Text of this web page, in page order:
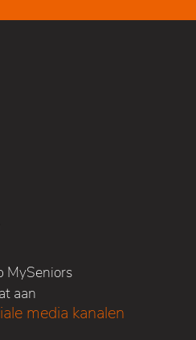
MySeniors
aan
media kanalen